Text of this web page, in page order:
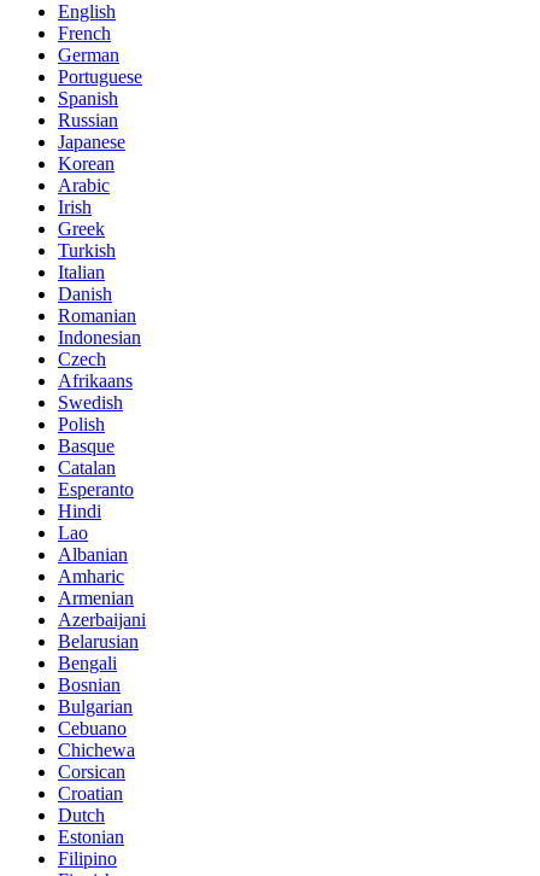
English
French
German
Portuguese
Spanish
Russian
Japanese
Korean
Arabic
Irish
Greek
Turkish
Italian
Danish
Romanian
Indonesian
Czech
Afrikaans
Swedish
Polish
Basque
Catalan
Esperanto
Hindi
Lao
Albanian
Amharic
Armenian
Azerbaijani
Belarusian
Bengali
Bosnian
Bulgarian
Cebuano
Chichewa
Corsican
Croatian
Dutch
Estonian
Filipino